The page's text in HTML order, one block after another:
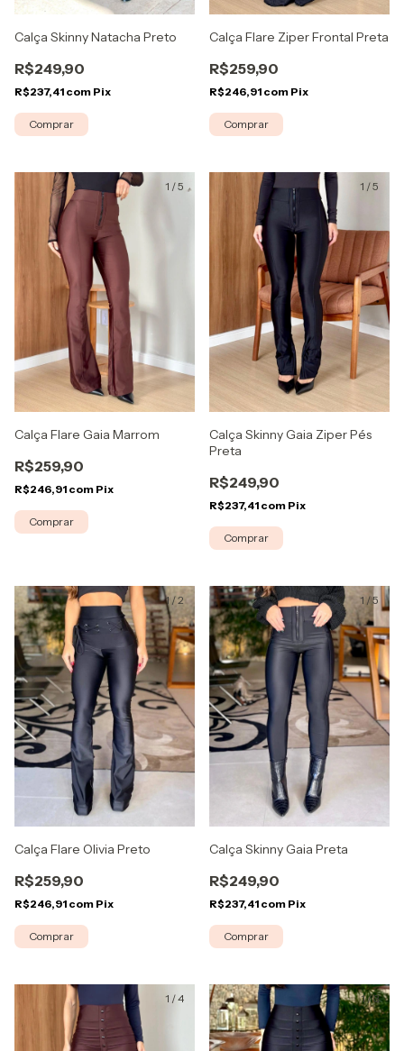
Calça Skinny Natacha Preto
R$249,90
R$237,41 com Pix
Comprar
Calça Flare Ziper Frontal Preta
R$259,90
R$246,91 com Pix
Comprar
1 /5
Calça Flare Gaia Marrom
R$259,90
R$246,91 com Pix
Comprar
1 /5
Calça Skinny Gaia Ziper Pés
Preta
R$249,90
R$237,41 com Pix
Comprar
1 /2
Calça Flare Olivia Preto
R$259,90
R$246,91 com Pix
Comprar
1 /5
Calça Skinny Gaia Preta
R$249,90
R$237,41 com Pix
Comprar
1 /4 1/3